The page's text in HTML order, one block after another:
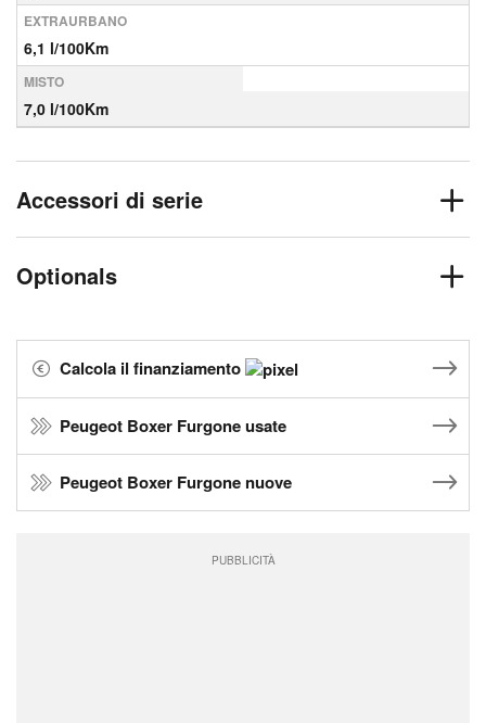
EXTRAURBANO
6,1 l/100Km
MISTO
7,0 l/100Km
Accessori di serie
Optionals
Calcola il finanziamento
Peugeot Boxer Furgone usate
Peugeot Boxer Furgone nuove
PUBBLICITÀ